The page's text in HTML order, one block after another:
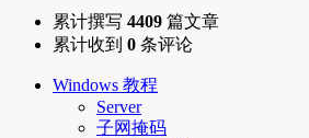
累计撰写 4409 篇文章
累计收到 0 条评论
Windows 教程
Server
子网掩码